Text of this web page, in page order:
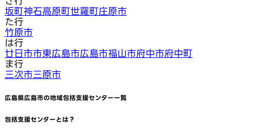
坂町神石高原町世羅町庄原市
た行
竹原市
は行
廿日市市東広島市広島市福山市府中市府中町
ま行
三次市三原市
広島県広島市の地域包括支援センター一覧
包括支援センターとは？